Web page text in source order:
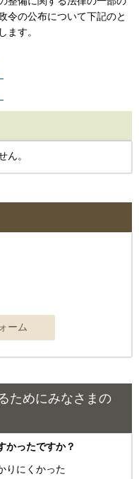
令の公布について下記のと
ます。
ん。
ためにみなさまの
かったですか？
りにくかった